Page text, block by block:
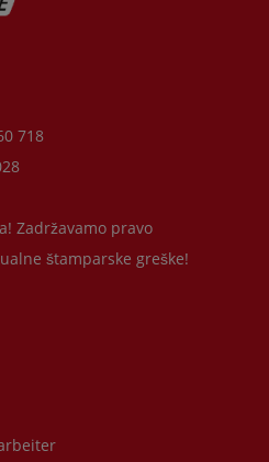
718
Zadržavamo pravo
štamparske greške!